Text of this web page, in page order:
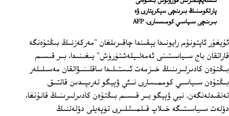
پارتكومىنىڭ بىرىنچى سېكرېتارى ۋە
بىرىنچى سىياسىي كومىسسارى. AFP
ئۇيغۇر ئاپتونۇم رايونىدا يېقىندا چاقىرىلغان "مەركەزنىڭ بىڭتۇەنگە
قاراتقان باج سىياسىتىنى ئەمەلىيلەشتۈرۈش" يىغىنىدا، بىر قىسىم
بىڭتۇەن كادىرلىرىنىڭ خىزمەت ئىستىلىدا ساقلىنىۋاتقان مەسىلىلەر
بىڭتۇەن سىياسىي كوممىسارى نىئې ۋېيگو تەرىپىدىن قاتتىق
تەنقىدلەنگەن. نيې ۋېيگو بىر قىسىم بىڭتۇەن كادىرلىرىنىڭ قانۇنغا،
دۆلەت سىياسىتىگە خىلاپ قىلمىشلىرى تۈپەيلى دۆلەتنىڭ